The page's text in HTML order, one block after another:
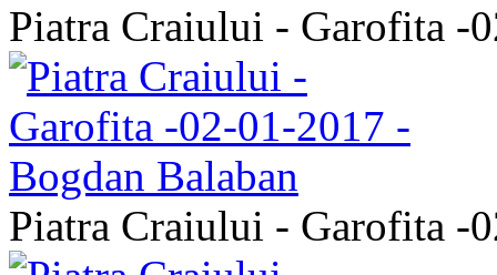
Piatra Craiului - Garofita -
Piatra Craiului - Garofita -